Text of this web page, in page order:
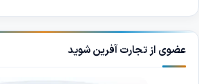
عضوی از تجارت آفرین شوید